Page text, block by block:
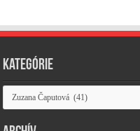
Kategórie
Kategórie